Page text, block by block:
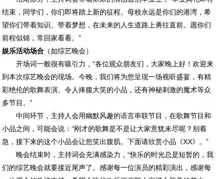
结束，同学们，你们即将踏上新的征程。母校永远是你们的港湾，希
望你们带着知识、带着梦想，在未来的人生道路上勇往直前。愿你们
前程似锦，常回家看看。”
娱乐活动场合 （如综艺晚会）
开场词一般很有吸引力，“各位观众朋友们，大家晚上好！欢迎来
到本次综艺晚会的现场。今晚，我们将为您呈现一场视听盛宴，有精
彩绝伦的歌舞表演、令人捧腹大笑的小品，还有神秘刺激的魔术等众
多节目。”
中间环节，主持人会用幽默风趣的语言串联节目，在歌舞节目和
小品之间，可能会说：“刚才的歌舞是不是让大家意犹未尽呢？别着
急，接下来的这个小品会让您笑出腹肌。下面请欣赏小品《XX》。”
晚会结束时，主持词会充满感染力，“快乐的时光总是短暂的，我
们的综艺晚会就要接近尾声了。感谢每一位演员的精彩演出，感谢每